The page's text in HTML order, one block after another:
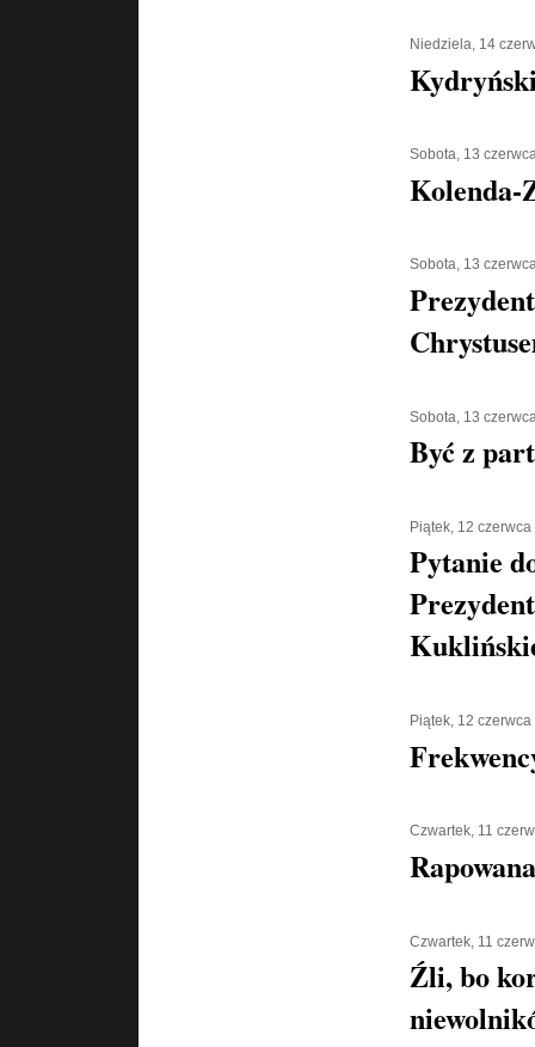
Niedziela, 14
Sobota, 13
Kolenda-
Sobota, 13
Sobota, 13
Być z
Piątek, 12
Pytanie
Piątek, 12
Czwartek, 11
Czwartek, 11
Źli, bo